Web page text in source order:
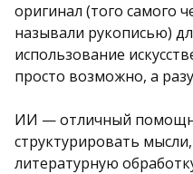
оригинал (того самого
называли рукописью)
использование
просто возможно, а
ИИ — отличный
структурировать
литературную